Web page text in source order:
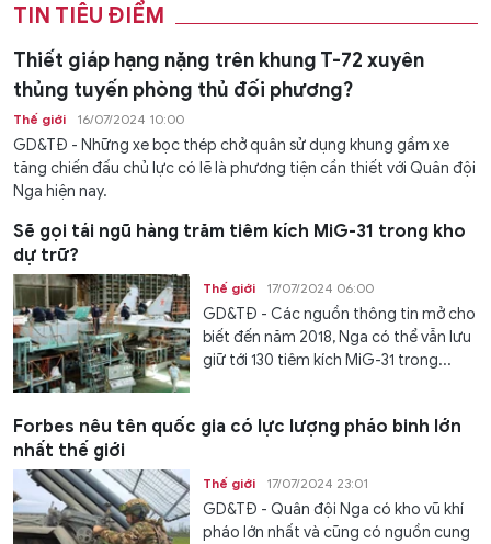
TIN TIÊU ĐIỂM
Thiết giáp hạng nặng trên khung T-72 xuyên
thủng tuyến phòng thủ đối phương?
Thế giới 16/07/2024 10:00
GD&TĐ - Những xe bọc thép chở quân sử dụng khung gầm xe
tăng chiến đấu chủ lực có lẽ là phương tiện cần thiết với Quân đội
Nga hiện nay.
Sẽ gọi tái ngũ hàng trăm tiêm kích MiG-31 trong kho
dự trữ?
Thế giới 17/07/2024 06:00
GD&TĐ - Các nguồn thông tin mở cho
biết đến năm 2018, Nga có thể vẫn lưu
giữ tới 130 tiêm kích MiG-31 trong...
Forbes nêu tên quốc gia có lực lượng pháo binh lớn
nhất thế giới
Thế giới 17/07/2024 23:01
GD&TĐ - Quân đội Nga có kho vũ khí
pháo lớn nhất và cũng có nguồn cung